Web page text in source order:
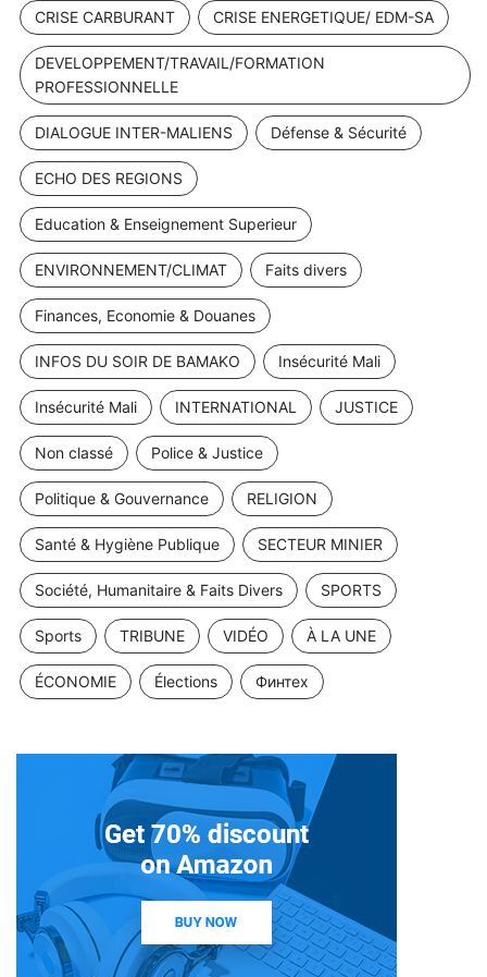
CRISE CARBURANT CRISE ENERGETIQUE/ EDM-SA
DEVELOPPEMENT/TRAVAIL/FORMATION
PROFESSIONNELLE
DIALOGUE INTER-MALIENS Défense & Sécurité
ECHO DES REGIONS
Education & Enseignement Superieur
ENVIRONNEMENT/CLIMAT Faits divers
Finances, Economie & Douanes
INFOS DU SOIR DE BAMAKO Insécurité Mali
Insécurité Mali INTERNATIONAL JUSTICE
Non classé Police & Justice
Politique & Gouvernance RELIGION
Santé & Hygiène Publique SECTEUR MINIER
Société, Humanitaire & Faits Divers SPORTS
Sports TRIBUNE VIDÉO À LA UNE
ÉCONOMIE Élections Финтех